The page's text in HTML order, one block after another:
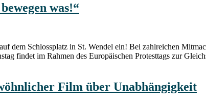
was!“
dem Schlossplatz in St. Wendel ein! Bei zahlreichen
findet im Rahmen des Europäischen Protesttags zur
Film über Unabhängigkeit